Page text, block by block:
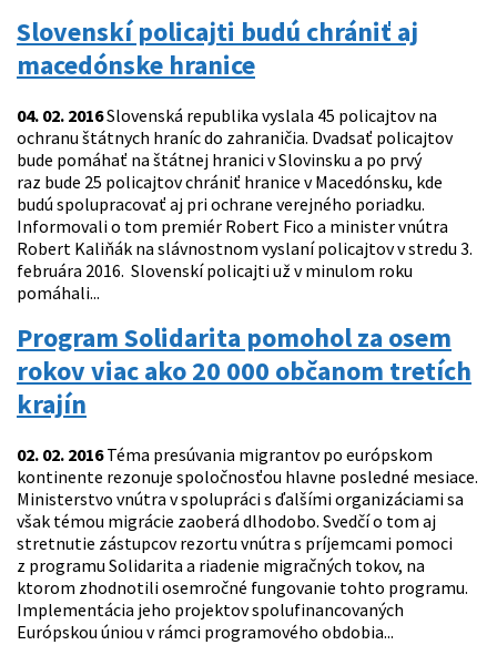
Slovenskí policajti budú chrániť aj
macedónske hranice
04. 02. 2016Slovenská republika vyslala 45 policajtov na
ochranu štátnych hraníc do zahraničia. Dvadsať policajtov
bude pomáhať na štátnej hranici v Slovinsku a po prvý
raz bude 25 policajtov chrániť hranice v Macedónsku, kde
budú spolupracovať aj pri ochrane verejného poriadku.
Informovali o tom premiér Robert Fico a minister vnútra
Robert Kaliňák na slávnostnom vyslaní policajtov v stredu 3.
februára 2016. Slovenskí policajti už v minulom roku
pomáhali...
Program Solidarita pomohol za osem
rokov viac ako 20 000 občanom tretích
krajín
02. 02. 2016Téma presúvania migrantov po európskom
kontinente rezonuje spoločnosťou hlavne posledné mesiace.
Ministerstvo vnútra v spolupráci s ďalšími organizáciami sa
však témou migrácie zaoberá dlhodobo. Svedčí o tom aj
stretnutie zástupcov rezortu vnútra s príjemcami pomoci
z programu Solidarita a riadenie migračných tokov, na
ktorom zhodnotili osemročné fungovanie tohto programu.
Implementácia jeho projektov spolufinancovaných
Európskou úniou v rámci programového obdobia...